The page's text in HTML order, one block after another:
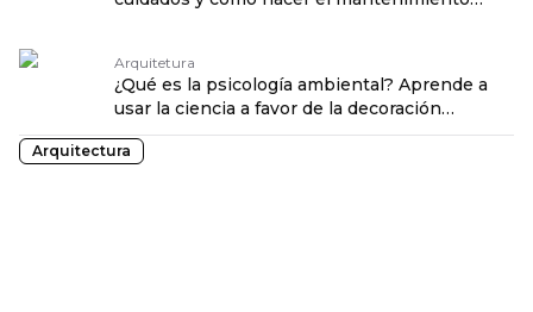
Arquitetura
¿Qué es la psicología ambiental? Aprende a
usar la ciencia a favor de la decoración
traduzido por: OPENROUTER
Arquitectura